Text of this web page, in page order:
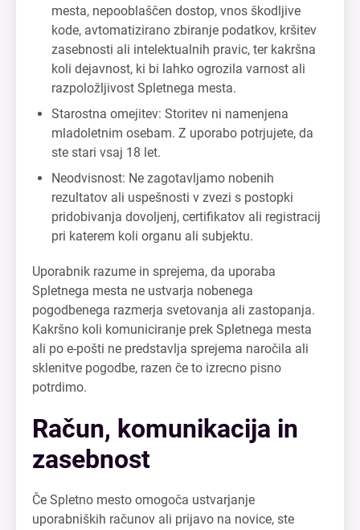
mesta, nepooblaščen dostop, vnos škodljive
kode, avtomatizirano zbiranje podatkov, kršitev
zasebnosti ali intelektualnih pravic, ter kakršna
koli dejavnost, ki bi lahko ogrozila varnost ali
razpoložljivost Spletnega mesta.
Starostna omejitev: Storitev ni namenjena
mladoletnim osebam. Z uporabo potrjujete, da
ste stari vsaj 18 let.
Neodvisnost: Ne zagotavljamo nobenih
rezultatov ali uspešnosti v zvezi s postopki
pridobivanja dovoljenj, certifikatov ali registracij
pri katerem koli organu ali subjektu.
Uporabnik razume in sprejema, da uporaba
Spletnega mesta ne ustvarja nobenega
pogodbenega razmerja svetovanja ali zastopanja.
Kakršno koli komuniciranje prek Spletnega mesta
ali po e-pošti ne predstavlja sprejema naročila ali
sklenitve pogodbe, razen če to izrecno pisno
potrdimo.
Račun, komunikacija in
zasebnost
Če Spletno mesto omogoča ustvarjanje
uporabniških računov ali prijavo na novice, ste